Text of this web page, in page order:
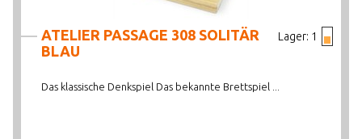
Lager: 1
ATELIER PASSAGE 308 SOLITÄR
BLAU
Das klassische Denkspiel Das bekannte Brettspiel ...